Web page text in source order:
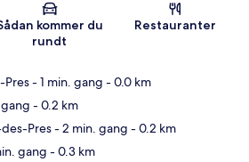
Kort
kommer du
rundt
Restauranter
Pres- 1 min. gang - 0.0 km
- 0.2 km
Pres- 2 min. gang - 0.2 km
gang - 0.3 km